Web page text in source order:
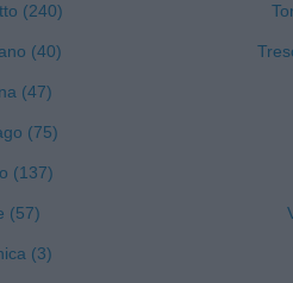
(240)
(40)
(47)
(75)
(137)
(57)
(3)